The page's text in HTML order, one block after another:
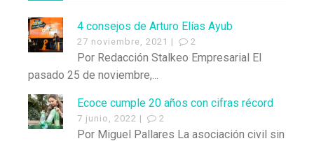
4 consejos de Arturo Elías Ayub
27 noviembre, 2021 | 2
Por Redacción Stalkeo Empresarial El
pasado 25 de noviembre,...
Ecoce cumple 20 años con cifras récord
7 junio, 2022 | 2
Por Miguel Pallares La asociación civil sin